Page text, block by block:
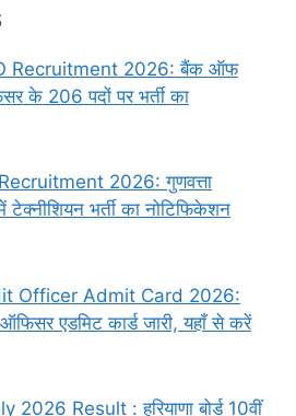
Recruitment 2026: बैंक ऑफ
के 206 पदों पर भर्ती का
2026: गुणवत्ता
टेक्नीशियन भर्ती का नोटिफिकेशन
Officer Admit Card 2026:
एडमिट कार्ड जारी, यहाँ से करें
Result : हरियाणा बोर्ड 10वीं